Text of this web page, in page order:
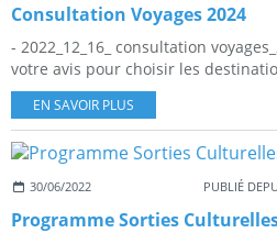
Consultation Voyages 2024
- 2022_12_16_ consultation
votre avis pour choisir les
EN SAVOIR PLUS
30/06/2022 PUBLIÉ
Programme Sorties